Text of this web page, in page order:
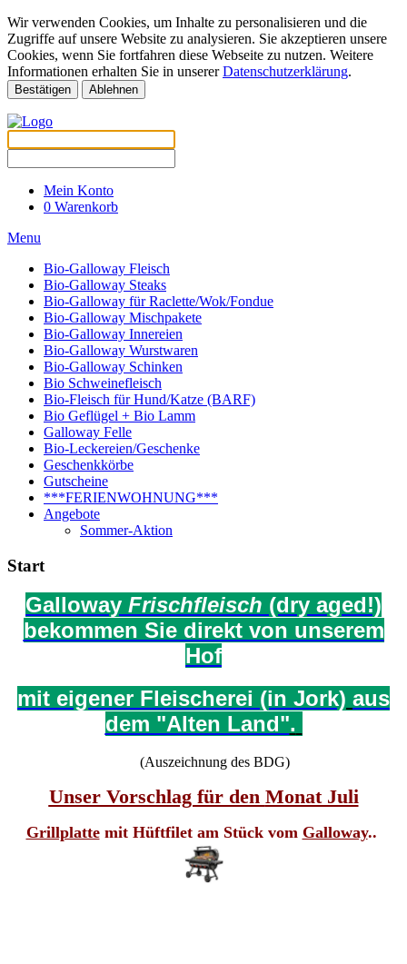
Wir verwenden Cookies, um Inhalte zu personalisieren und die
Zugriffe auf unsere Website zu analysieren. Sie akzeptieren unsere
Cookies, wenn Sie fortfahren diese Webseite zu nutzen. Weitere
Informationen erhalten Sie in unsererDatenschutzerklärung.
Bestätigen Ablehnen
Mein Konto
0 Warenkorb
Menu
Bio-Galloway Fleisch
Bio-Galloway Steaks
Bio-Galloway für Raclette/Wok/Fondue
Bio-Galloway Mischpakete
Bio-Galloway Innereien
Bio-Galloway Wurstwaren
Bio-Galloway Schinken
Bio Schweinefleisch
Bio-Fleisch für Hund/Katze (BARF)
Bio Geflügel + Bio Lamm
Galloway Felle
Bio-Leckereien/Geschenke
Geschenkkörbe
Gutscheine
***FERIENWOHNUNG***
Angebote
Sommer-Aktion
Start
Galloway Frischfleisch (dry aged!)
bekommen Sie direkt von unserem
Hof
mit eigener Fleischerei (in Jork) aus
dem "Alten Land".
(Auszeichnung des BDG)
Unser Vorschlag für den Monat Juli
Grillplattemit Hüftfilet am Stück vom Galloway..